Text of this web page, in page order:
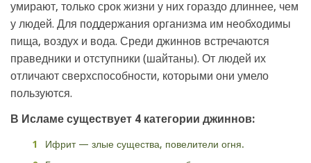
умирают, только срок жизни у них гораздо длиннее, чем
у людей. Для поддержания организма им необходимы
пища, воздух и вода. Среди джиннов встречаются
праведники и отступники (шайтаны). От людей их
отличают сверхспособности, которыми они умело
пользуются.
В Исламе существует 4 категории джиннов:
Ифрит — злые существа, повелители огня.